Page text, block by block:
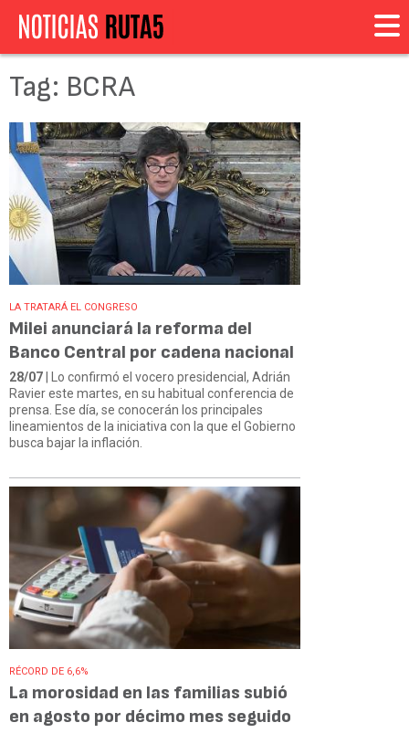
Tag: BCRA
LA TRATARÁ EL CONGRESO
Milei anunciará la reforma del
Banco Central por cadena nacional
28/07 | Lo confirmó el vocero presidencial, Adrián
Ravier este martes, en su habitual conferencia de
prensa. Ese día, se conocerán los principales
lineamientos de la iniciativa con la que el Gobierno
busca bajar la inflación.
RÉCORD DE 6,6%
La morosidad en las familias subió
en agosto por décimo mes seguido